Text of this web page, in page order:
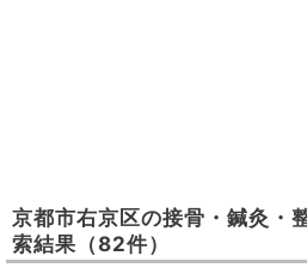
京都市右京区の接骨・鍼灸・
索結果 （82件）